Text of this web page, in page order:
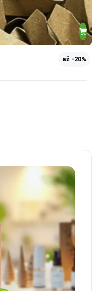
až -20%